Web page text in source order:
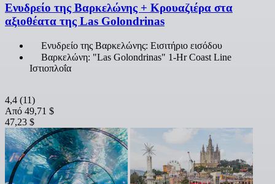
Ενυδρείο της Βαρκελώνης + Κρουαζιέρα στα
αξιοθέατα της Las Golondrinas
Ενυδρείο της Βαρκελώνης: Εισιτήριο εισόδου
Βαρκελώνη: "Las Golondrinas" 1-Hr Coast Line
Ιστιοπλοΐα
4,4 (11)
Από 49,71 $
47,23 $